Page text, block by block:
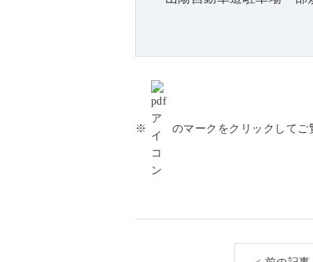
※ のマークをクリックしてご